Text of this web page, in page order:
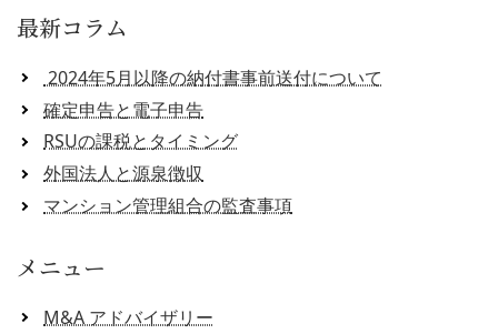
最新コラム
2024年5月以降の納付書事前送付について
確定申告と電子申告
RSUの課税とタイミング
外国法人と源泉徴収
マンション管理組合の監査事項
メニュー
M&A アドバイザリー